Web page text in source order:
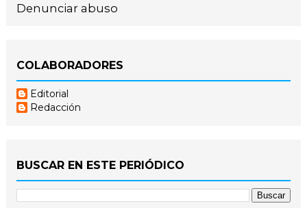
Denunciar abuso
COLABORADORES
Editorial
Redacción
BUSCAR EN ESTE PERIÓDICO